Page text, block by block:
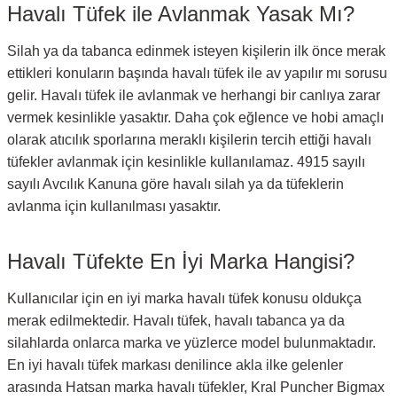
Havalı Tüfek ile Avlanmak Yasak Mı?
Silah ya da tabanca edinmek isteyen kişilerin ilk önce merak
ettikleri konuların başında havalı tüfek ile av yapılır mı sorusu
gelir. Havalı tüfek ile avlanmak ve herhangi bir canlıya zarar
vermek kesinlikle yasaktır. Daha çok eğlence ve hobi amaçlı
olarak atıcılık sporlarına meraklı kişilerin tercih ettiği havalı
tüfekler avlanmak için kesinlikle kullanılamaz. 4915 sayılı
sayılı Avcılık Kanuna göre havalı silah ya da tüfeklerin
avlanma için kullanılması yasaktır.
Havalı Tüfekte En İyi Marka Hangisi?
Kullanıcılar için en iyi marka havalı tüfek konusu oldukça
merak edilmektedir. Havalı tüfek, havalı tabanca ya da
silahlarda onlarca marka ve yüzlerce model bulunmaktadır.
En iyi havalı tüfek markası denilince akla ilke gelenler
arasında Hatsan marka havalı tüfekler, Kral Puncher Bigmax